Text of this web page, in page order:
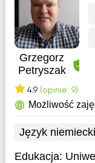
Grzegorz
Petryszak
4.9 (opinie: 9)
Możliwość
Język niemiecki
Edukacja: